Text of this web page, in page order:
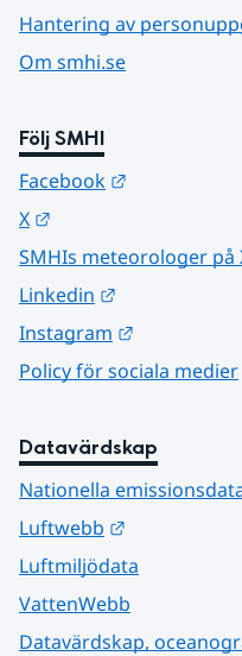
Hantering av
Om smhi.se
Följ SMHI
Facebook
X
SMHIs meteorologer på
Linkedin
Instagram
Policy för sociala medier
Datavärdskap
Nationella
Luftwebb
Luftmiljödata
VattenWebb
Datavärdskap,